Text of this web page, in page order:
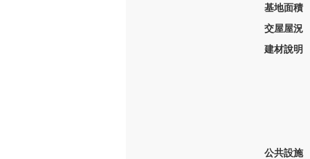
基地面積
交屋屋況
建材說明
公共設施